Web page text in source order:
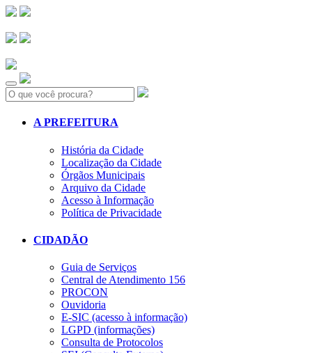
Search:
A PREFEITURA
História da Cidade
Localização da Cidade
Órgãos Municipais
Arquivo da Cidade
Acesso à Informação
Política de Privacidade
CIDADÃO
Guia de Serviços
Central de Atendimento 156
PROCON
Ouvidoria
E-SIC (acesso à informação)
LGPD (informações)
Consulta de Protocolos